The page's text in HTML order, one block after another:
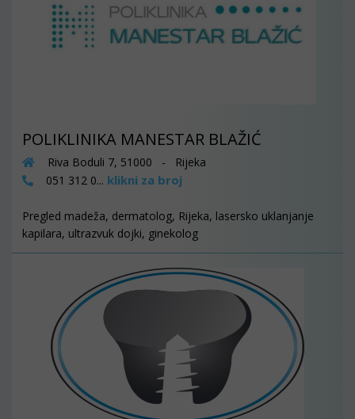
POLIKLINIKA MANESTAR BLAŽIĆ
Riva Boduli 7, 51000 - Rijeka
051 312 0... klikni za broj
Pregled madeža, dermatolog, Rijeka, lasersko uklanjanje
kapilara, ultrazvuk dojki, ginekolog